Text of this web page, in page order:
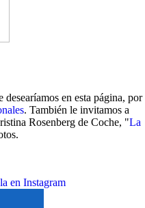
en esta página, por
. También le invitamos a
Rosenberg de Coche, "La
en Instagram